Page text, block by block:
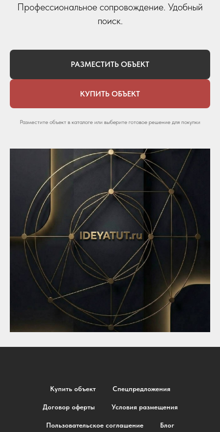
Профессиональное сопровождение. Удобный
поиск.
РАЗМЕСТИТЬ ОБЪЕКТ
КУПИТЬ ОБЪЕКТ
Разместите объект в каталоге или выберите готовое решение для покупки
Купить объект Спецпредложения
Договор оферты Условия размещения
Пользовательское соглашение Блог